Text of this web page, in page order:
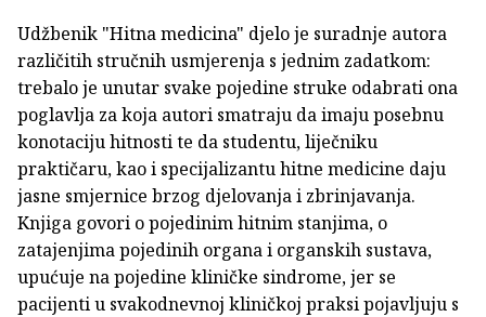
Udžbenik "Hitna medicina" djelo je suradnje autora
različitih stručnih usmjerenja s jednim zadatkom:
trebalo je unutar svake pojedine struke odabrati ona
poglavlja za koja autori smatraju da imaju posebnu
konotaciju hitnosti te da studentu, liječniku
praktičaru, kao i specijalizantu hitne medicine daju
jasne smjernice brzog djelovanja i zbrinjavanja.
Knjiga govori o pojedinim hitnim stanjima, o
zatajenjima pojedinih organa i organskih sustava,
upućuje na pojedine kliničke sindrome, jer se
pacijenti u svakodnevnoj kliničkoj praksi pojavljuju s